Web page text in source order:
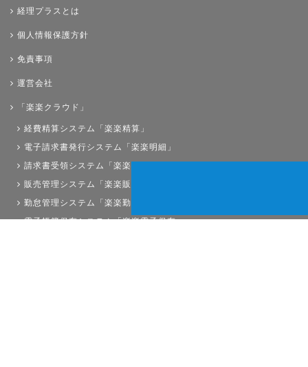
経理プラスとは
個人情報保護方針
免責事項
運営会社
「楽楽クラウド」
経費精算システム「楽楽精算」
電子請求書発行システム「楽楽明細」
請求書受領システム「楽楽請求」
販売管理システム「楽楽販売」
勤怠管理システム「楽楽勤怠」
電子帳簿保存システム「楽楽電子保存」